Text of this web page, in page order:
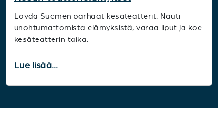
Löydä Suomen parhaat kesäteatterit. Nauti
unohtumattomista elämyksistä, varaa liput ja koe
kesäteatterin taika.
Lue lisää...